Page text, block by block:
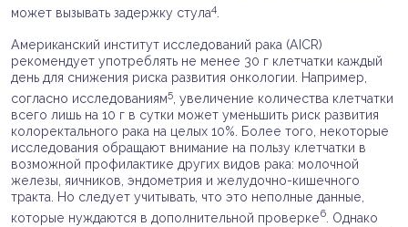
может вызывать задержку стула4
Американский институт исследований рака (AICR)
рекомендует употреблять не менее 30 г клетчатки каждый
день для снижения риска развития онкологии. Например,
согласно исследованиям5 , увеличение количества клетчатки
всего лишь на 10 г в сутки может уменьшить риск развития
колоректального рака на целых 10%. Более того, некоторые
исследования обращают внимание на пользу клетчатки в
возможной профилактике других видов рака: молочной
железы, яичников, эндометрия и желудочно-кишечного
тракта. Но следует учитывать, что это неполные данные,
которые нуждаются в дополнительной проверке6 . Однако